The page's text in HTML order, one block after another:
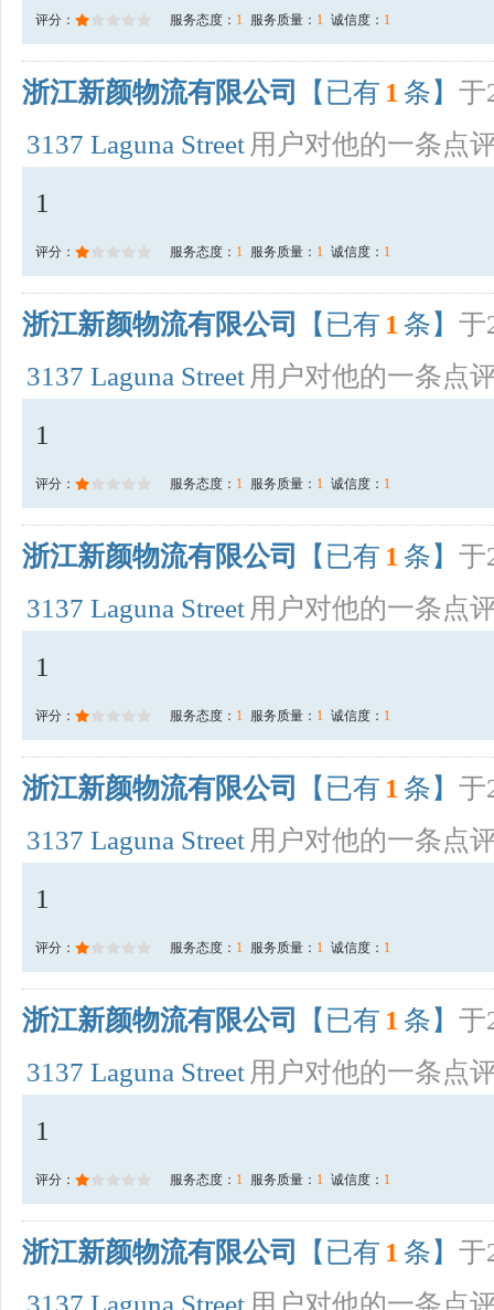
评分： 服务态度： 1 服务质量： 1 诚信度： 1
浙江新颜物流有限公司 【已有 1 条】 于
3137 Laguna Street 用户对他的一条点
1
评分： 服务态度： 1 服务质量： 1 诚信度： 1
浙江新颜物流有限公司 【已有 1 条】 于
3137 Laguna Street 用户对他的一条点
1
评分： 服务态度： 1 服务质量： 1 诚信度： 1
浙江新颜物流有限公司 【已有 1 条】 于
3137 Laguna Street 用户对他的一条点
1
评分： 服务态度： 1 服务质量： 1 诚信度： 1
浙江新颜物流有限公司 【已有 1 条】 于
3137 Laguna Street 用户对他的一条点
1
评分： 服务态度： 1 服务质量： 1 诚信度： 1
浙江新颜物流有限公司 【已有 1 条】 于
3137 Laguna Street 用户对他的一条点
1
评分： 服务态度： 1 服务质量： 1 诚信度： 1
浙江新颜物流有限公司 【已有 1 条】 于
3137 Laguna Street 用户对他的一条点